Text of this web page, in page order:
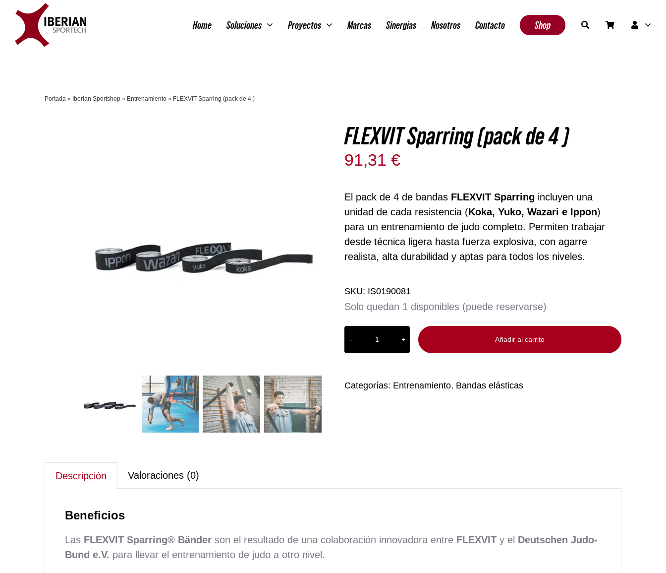
contenido
Home Soluciones Proyectos Marcas Sinergias Nosotros Contacto Shop
Portada» Iberian Sportshop» Entrenamiento» FLEXVIT Sparring (pack de 4 )
FLEXVIT Sparring (pack de 4 )
91,31€
El pack de 4 de bandas FLEXVIT Sparring incluyen una
unidad de cada resistencia (Koka, Yuko, Wazari e Ippon)
para un entrenamiento de judo completo. Permiten trabajar
desde técnica ligera hasta fuerza explosiva, con agarre
realista, alta durabilidad y aptas para todos los niveles.
SKU: IS0190081
Solo quedan 1 disponibles (puede reservarse)
FLEXVIT
Sparring
4
Añadir al carrito
Categorías: Entrenamiento, Bandas elásticas
Descripción Valoraciones (0)
Beneficios
Las FLEXVIT Sparring® Bänderson el resultado de una colaboración innovadora entre FLEXVITy el Deutschen Judo-
Bund e.V. para llevar el entrenamiento de judo a otro nivel.